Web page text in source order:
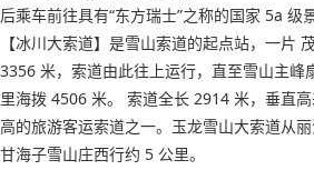
后乘车前往具有“东方瑞士”之称的国家 5a 级
【冰川大索道】是雪山索道的起点站，一片
3356 米，索道由此往上运行，直至雪山主峰
里海拨 4506 米。 索道全长 2914 米，垂直
高的旅游客运索道之一。玉龙雪山大索道从
甘海子雪山庄西行约 5 公里。